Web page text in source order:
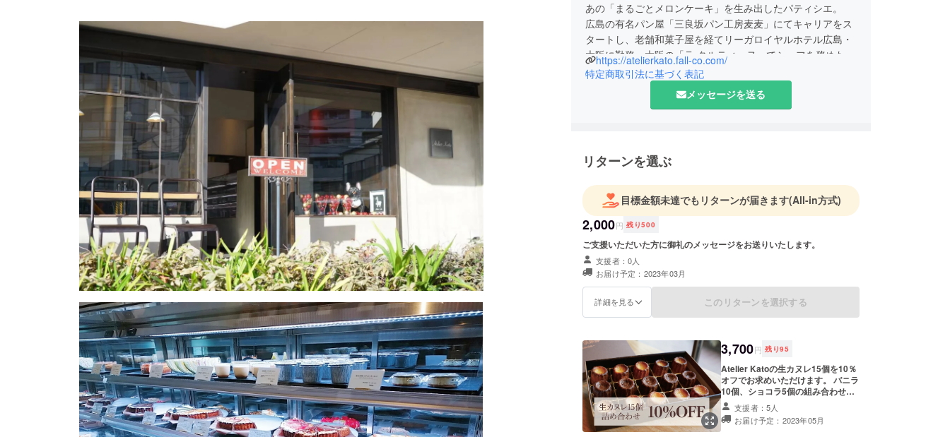
あの「まるごとメロンケーキ」を生み出したパティシエ。
広島の有名パン屋「三良坂パン工房麦麦」にてキャリアをス
タートし、老舗和菓子屋を経てリーガロイヤルホテル広島・
大阪に勤務。大阪の「ラ タルティーヌ」でシェフを務めたの
ち、食への見聞を広げるため28歳でフードコンサルタントと
2017年に大阪北新地の有名寿司店「寿し門司」のスイーツ監
2020年に神戸六甲にスイーツショップ「Atelier Kato」を
発信している。
また2022年5月には週刊少年ジャンプ作品「ONE PIECE」と
正式にコラボし、悪魔の実の中にメロンケーキが詰まってい
るという「ゴムゴムの実ケーキ」の監修・製作を請け負っ
た。
https://atelierkato.fall-co.com/
特定商取引法に基づく表記
メッセージを送る
リターンを選ぶ
目標金額未達でもリターンが届きます(All-in方式)
2,000円 残り500
ご支援いただいた方に御礼のメッセージをお送りいたします。
支援者：0人
お届け予定：2023年03月
詳細を見る このリターンを選択する
3,700円 残り95
Atelier Katoの生カヌレ15個を10％
オフでお求めいただけます。 バニラ
10個、ショコラ5個の組み合わせで
オリジナルBOXに詰めてお届けしま
す。 ※こちらの商品は冷凍配送で
す。 ※お届け時間の指定が可能で
支援者：5人
お届け予定：2023年05月